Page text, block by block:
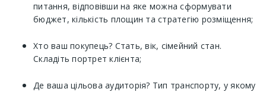
питання, відповівши на яке можна сформувати
бюджет, кількість площин та стратегію розміщення;
Хто ваш покупець? Стать, вік, сімейний стан.
Складіть портрет клієнта;
Де ваша цільова аудиторія? Тип транспорту, у якому